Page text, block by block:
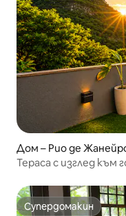
Дом – Рио де
Тераса с изглед към
Супердомакин
Супердомакин